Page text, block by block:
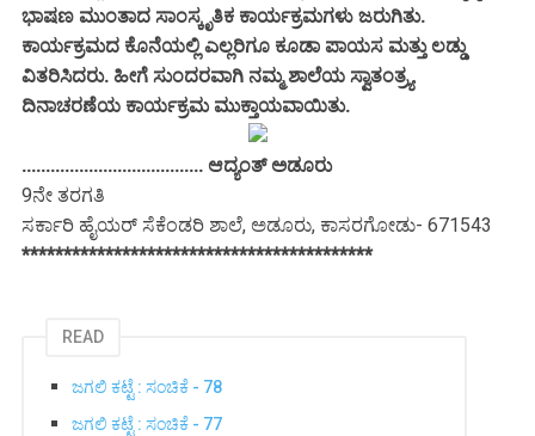
ಭಾಷಣ ಮುಂತಾದ ಸಾಂಸ್ಕೃತಿಕ ಕಾರ್ಯಕ್ರಮಗಳು ಜರುಗಿತು.
ಕಾರ್ಯಕ್ರಮದ ಕೊನೆಯಲ್ಲಿ ಎಲ್ಲರಿಗೂ ಕೂಡಾ ಪಾಯಸ ಮತ್ತು ಲಡ್ಡು
ವಿತರಿಸಿದರು. ಹೀಗೆ ಸುಂದರವಾಗಿ ನಮ್ಮ ಶಾಲೆಯ ಸ್ವಾತಂತ್ರ್ಯ
ದಿನಾಚರಣೆಯ ಕಾರ್ಯಕ್ರಮ ಮುಕ್ತಾಯವಾಯಿತು.
...................................... ಆದ್ಯಂತ್ ಅಡೂರು
9ನೇ ತರಗತಿ
ಸರ್ಕಾರಿ ಹೈಯರ್ ಸೆಕೆಂಡರಿ ಶಾಲೆ, ಅಡೂರು, ಕಾಸರಗೋಡು- 671543
******************************************
READ
ಜಗಲಿ ಕಟ್ಟೆ : ಸಂಚಿಕೆ - 78
ಜಗಲಿ ಕಟ್ಟೆ : ಸಂಚಿಕೆ - 77